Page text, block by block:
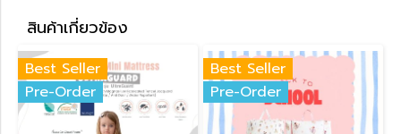
สินค้าเกี่ยวข้อง
Best Seller
Pre-Order
Best Seller
Pre-Order